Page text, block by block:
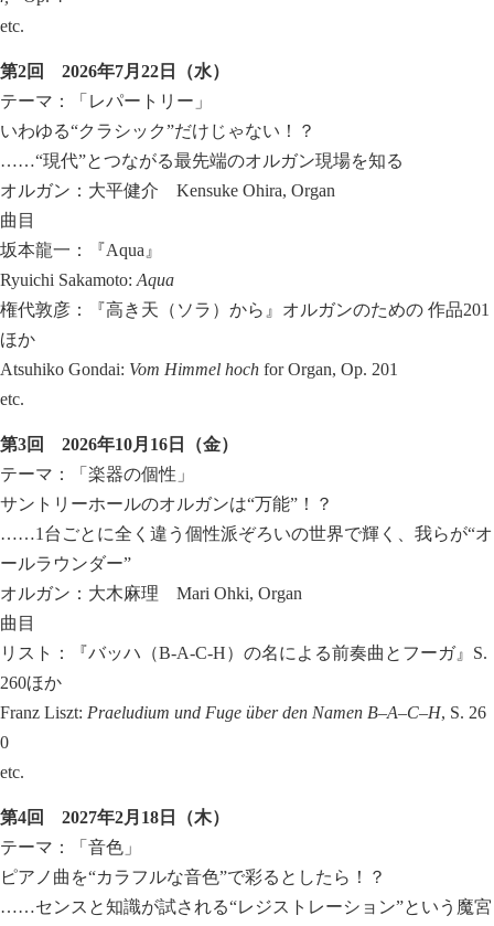
etc.
第2回 2026年7月 22 日（水）
テーマ：「レパートリー」
いわゆる“クラシック”だけじゃない！？
……“現代”とつながる最先端のオルガン現場を知る
オルガン：大平健介 Kensuke Ohira, Organ
曲目
坂本龍一：『Aqua』
Ryuichi Sakamoto: Aqua
権代敦彦：『高き天（ソラ）から』オルガンのための 作品201
ほか
Atsuhiko Gondai: Vom Himmel hoch for Organ, Op. 201
etc.
第3回 2026年10月 16 日（金）
テーマ：「楽器の個性」
サントリーホールのオルガンは“万能”！？
……1台ごとに全く違う個性派ぞろいの世界で輝く、我らが“オ
ールラウンダー”
オルガン：大木麻理 Mari Ohki, Organ
曲目
リスト：『バッハ（B-A-C-H）の名による前奏曲とフーガ』S.
260ほか
Franz Liszt: Praeludium und Fuge über den Namen B–A–C–H, S. 26
0
etc.
第4回 2027年2月 18 日（木）
テーマ：「音色」
ピアノ曲を“カラフルな音色”で彩るとしたら！？
……センスと知識が試される“レジストレーション”という魔宮